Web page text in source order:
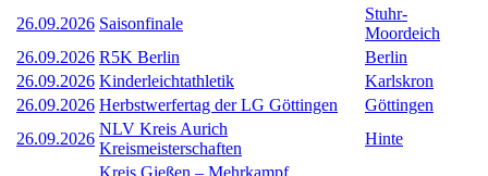
26.09.2026 Saisonfinale
Stuhr-
Moordeich
26.09.2026 R5K Berlin
Berlin
26.09.2026 Kinderleichtathletik
Karlskron
26.09.2026 Herbstwerfertag der LG Göttingen
Göttingen
26.09.2026
NLV Kreis Aurich
Kreismeisterschaften
Hinte
Kreis Gießen – Mehrkampf